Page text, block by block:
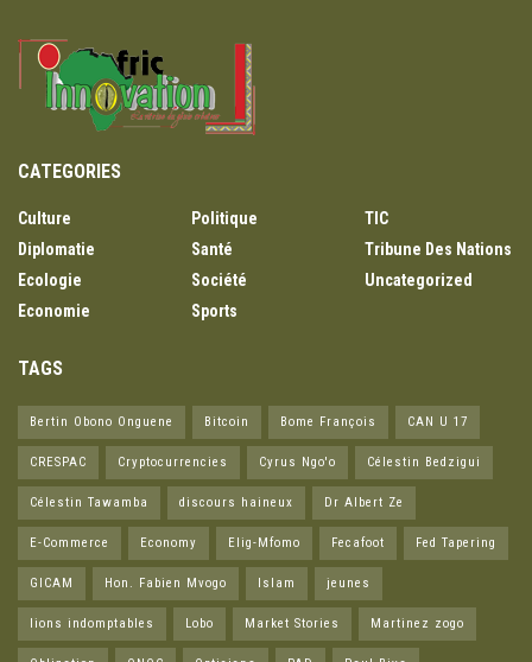
CATEGORIES
Culture
Diplomatie
Ecologie
Economie
Politique
Santé
Société
Sports
TIC
Tribune Des Nations
Uncategorized
TAGS
Bertin Obono Onguene Bitcoin Bome François CAN U 17
CRESPAC Cryptocurrencies Cyrus Ngo'o Célestin Bedzigui
Célestin Tawamba discours haineux Dr Albert Ze
E-Commerce Economy Elig-Mfomo Fecafoot Fed Tapering
GICAM Hon. Fabien Mvogo Islam jeunes
lions indomptables Lobo Market Stories Martinez zogo